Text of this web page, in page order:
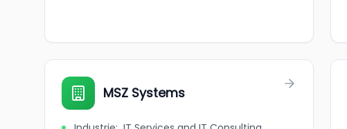
MSZ Systems